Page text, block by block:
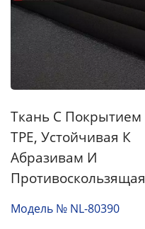
Ткань С Покрытием
TPE, Устойчивая К
Абразивам И
Противоскользящая
Модель № NL-80390